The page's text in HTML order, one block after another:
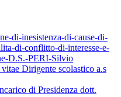
di-inesistenza-di-cause-di-
di-conflitto-di-interesse-e-
D.S.-PERI-Silvio
Dirigente scolastico a.s
di Presidenza dott.